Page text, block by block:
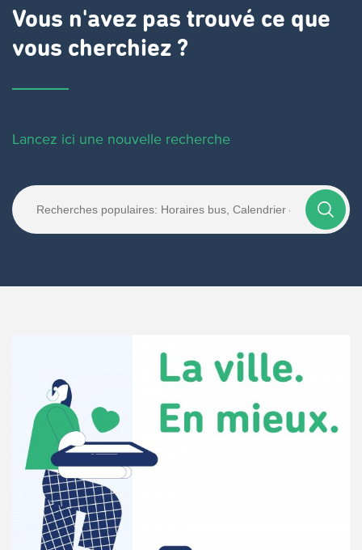
Vous n'avez pas trouvé ce que
vous cherchiez ?
Lancez ici une nouvelle recherche